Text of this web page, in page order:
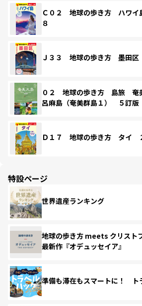
Ｃ０２ 地球の歩き方 ハワイ
８
Ｊ３３ 地球の歩き方 墨田区
０２ 地球の歩き方 島旅
呂麻島（奄美群島１） ５訂版
Ｄ１７ 地球の歩き方 タイ
特設ページ
世界遺産ランキング
地球の歩き方 meets クリスト
最新作『オデュッセイア』
準備も滞在もスマートに！ ト